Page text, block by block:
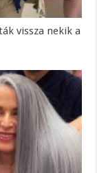
vissza nekik a